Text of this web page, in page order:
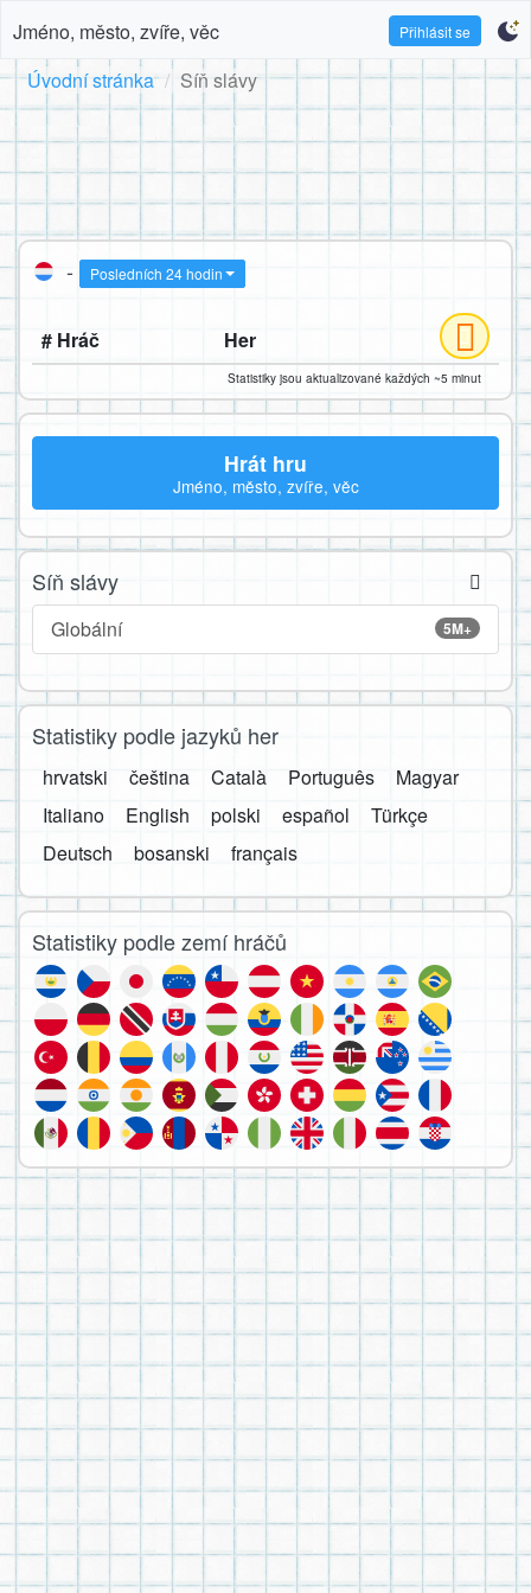
Jméno, město, zvíře, věc Přihlásit se
Úvodní stránka Síň slávy
- Posledních 24 hodin
# Hráč Her
Statistiky jsou aktualizované každých ~5 minut
Hrát hru
Jméno, město, zvíře, věc
Síň slávy
5M+
Globální
Statistiky podle jazyků her
hrvatski čeština Català Português
Magyar
Italiano
English polski español
Türkçe
Deutsch
bosanski français
Statistiky podle zemí hráčů